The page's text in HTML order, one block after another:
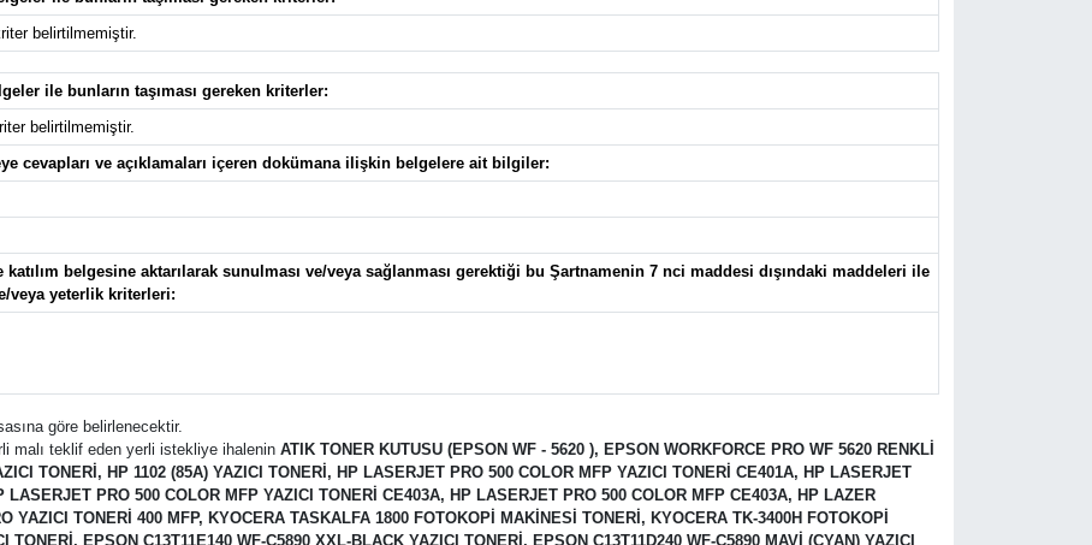
belirtilmemiştir.
ile bunların taşıması gereken kriterler:
belirtilmemiştir.
cevapları ve açıklamaları içeren dokümana ilişkin belgelere ait bilgiler:
belgesine aktarılarak sunulması ve/veya sağlanması gerektiği bu Şartnamenin 7 nci maddesi dışındaki maddeleri ile
veya yeterlik kriterleri:
göre belirlenecektir.
malı teklif eden yerli istekliye ihalenin ATIK TONER KUTUSU (EPSON WF - 5620 ), EPSON WORKFORCE PRO WF 5620 RENKLİ
TONERİ, HP 1102 (85A) YAZICI TONERİ, HP LASERJET PRO 500 COLOR MFP YAZICI TONERİ CE401A, HP LASERJET
LASERJET PRO 500 COLOR MFP YAZICI TONERİ CE403A, HP LASERJET PRO 500 COLOR MFP CE403A, HP LAZER
YAZICI TONERİ 400 MFP, KYOCERA TASKALFA 1800 FOTOKOPİ MAKİNESİ TONERİ, KYOCERA TK-3400H FOTOKOPİ
EPSON C13T11E140 WF-C5890 XXL-BLACK YAZICI TONERİ, EPSON C13T11D240 WF-C5890 MAVİ (CYAN) YAZICI